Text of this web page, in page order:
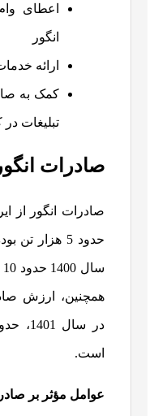
اعطای
انگور
ارائه
کمک به
تبلیغات
صادرات
حدود 5 هزار
همچنین، ارزش
است.
عوامل مؤثر بر